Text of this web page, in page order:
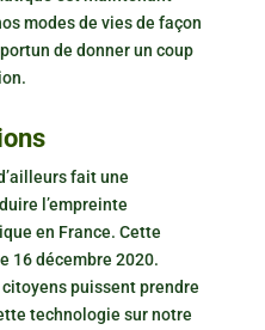
modes de vies de façon
de donner un coup
fait une
l’empreinte
en France. Cette
16 décembre 2020.
citoyens puissent prendre
technologie sur notre